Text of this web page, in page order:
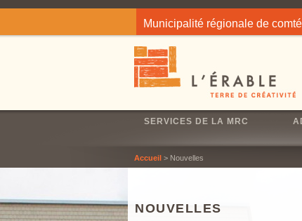
Municipalité régionale de
SERVICES DE LA MRC
Accueil> Nouvelles
NOUVELLES